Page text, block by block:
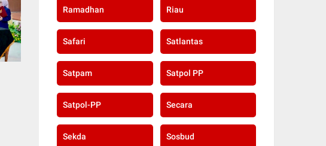
Ramadhan Riau
Safari Satlantas
Satpam Satpol PP
Satpol-PP Secara
Sekda Sosbud